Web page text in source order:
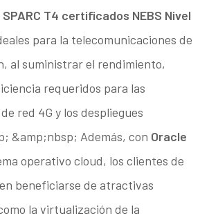
T4 certificados NEBS Nivel
para la telecomunicaciones de
al suministrar el rendimiento,
requeridos para las
red 4G y los despliegues
&amp;nbsp; Además, con Oracle
operativo cloud, los clientes de
beneficiarse de atractivas
la virtualización de la